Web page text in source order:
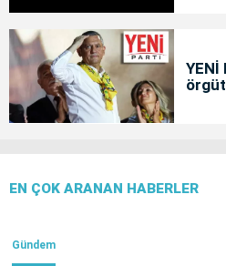
EN ÇOK ARANAN HABERLER
Gündem